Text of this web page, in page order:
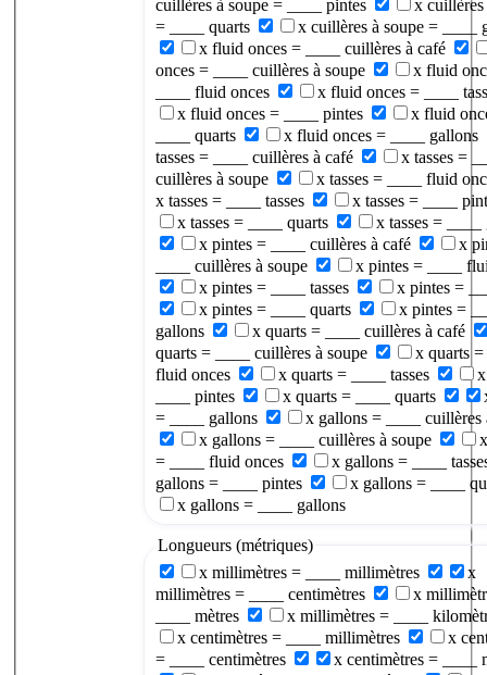
cuillères à soupe = ____ pintes
x cuillères
= ____ quarts
x cuillères à soupe = ____
x fluid onces = ____ cuillères à café
onces = ____ cuillères à soupe
x fluid
____ fluid onces
x fluid onces = ____
x fluid onces = ____ pintes
x fluid
____ quarts
x fluid onces = ____ gallons
tasses = ____ cuillères à café
x tasses =
cuillères à soupe
x tasses = ____ fluid
x tasses = ____ tasses
x tasses = ____
x tasses = ____ quarts
x tasses = ____
x pintes = ____ cuillères à café
x
____ cuillères à soupe
x pintes = ____
x pintes = ____ tasses
x pintes =
x pintes = ____ quarts
x pintes =
gallons
x quarts = ____ cuillères à café
quarts = ____ cuillères à soupe
x quarts
fluid onces
x quarts = ____ tasses
____ pintes
x quarts = ____ quarts
= ____ gallons
x gallons = ____ cuillères
x gallons = ____ cuillères à soupe
= ____ fluid onces
x gallons = ____
gallons = ____ pintes
x gallons = ____
x gallons = ____ gallons
Longueurs (métriques)
x millimètres = ____ millimètres
x
millimètres = ____ centimètres
x
____ mètres
x millimètres = ____
x centimètres = ____ millimètres
x
= ____ centimètres
x centimètres = ____